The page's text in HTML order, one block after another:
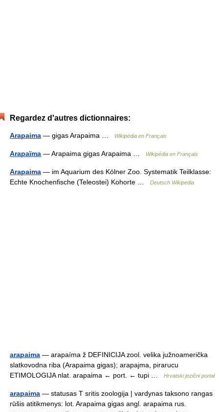
Regardez d'autres dictionnaires:
Arapaima — gigas Arapaima … Wikipédia en Français
Arapaïma — Arapaima gigas Arapaima … Wikipédia en Français
Arapaima — im Aquarium des Kölner Zoo. Systematik Teilklasse:
Echte Knochenfische (Teleostei) Kohorte …
Deutsch Wikipedia
arapaima — arapaíma ž DEFINICIJA zool. velika južnoamerička
slatkovodna riba (Arapaima gigas); arapajma, pirarucu
ETIMOLOGIJA nlat. arapaima ← port. ← tupi …
Hrvatski jezični portal
arapaima — statusas T sritis zoologija | vardynas taksono rangas
rūšis atitikmenys: lot. Arapaima gigas angl. arapaima rus.